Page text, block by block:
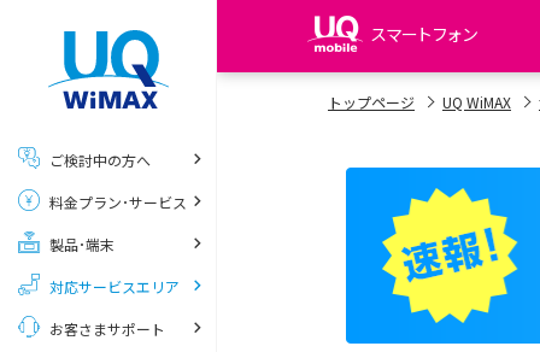
スマートフォン
my UQ WiMAX
My UQ mobile
UQ mobile ご契約の方
UQ mobile
データチャージサイト
トップページ UQ WiMAX
ご検討中の方へ
料金プラン･サービス
製品･端末
対応サービスエリア
お客さまサポート